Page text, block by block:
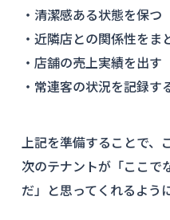
・清潔感ある状態を保つ
・近隣店との関係性をま
・店舗の売上実績を出す
・常連客の状況を記録す
上記を準備することで、
次のテナントが「ここで
だ」と思ってくれるよう